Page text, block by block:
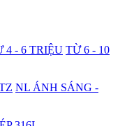
4 - 6 TRIỆU TỪ 6 - 10
NL ÁNH SÁNG -